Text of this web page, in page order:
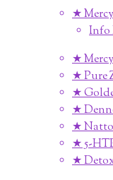
★
Info
★
★ Pure
★
★
★
★ 5-
★